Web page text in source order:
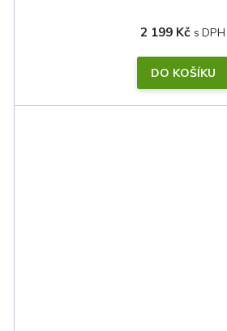
2 199 Kč
DO KOŠÍKU